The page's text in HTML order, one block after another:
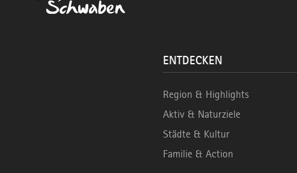
ENTDECKEN
Region & Highlights
Aktiv & Naturziele
Städte & Kultur
Familie & Action